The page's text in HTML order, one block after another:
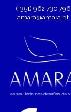
(+351) 962 730 796
amara@amara.pt